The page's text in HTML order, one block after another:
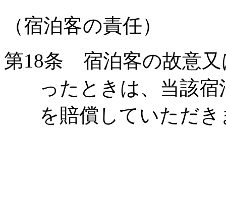
（宿泊客の責任）
第18条 宿泊客の故意又
ったときは、当該
を賠償していただき